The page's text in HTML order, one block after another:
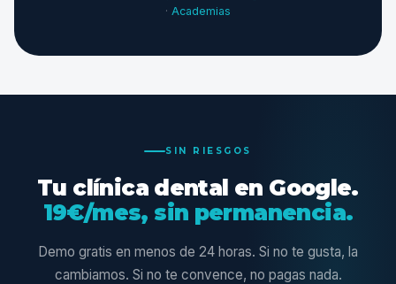
· Academias
SIN RIESGOS
Tu clínica dental en Google.
19€/mes, sin permanencia.
Demo gratis en menos de 24 horas. Si no te gusta, la
cambiamos. Si no te convence, no pagas nada.